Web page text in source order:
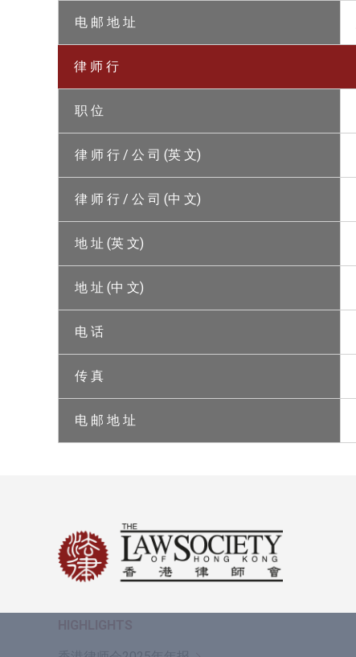
电 邮 地 址
律 师 行
职 位
律 师 行 / 公 司 (英 文)
律 师 行 / 公 司 (中 文)
地 址 (英 文)
地 址 (中 文)
电 话
传 真
电 邮 地 址